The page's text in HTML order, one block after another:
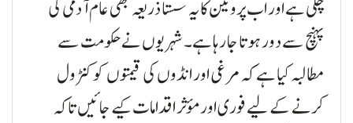
چکی ہے اور اب پروٹین کا یہ سستا ذریعہ بھی عام آدمی کی
پہنچ سے دور ہوتا جا رہا ہے۔ شہریوں نے حکومت سے
مطالبہ کیا ہے کہ مرغی اور انڈوں کی قیمتوں کو کنٹرول
کرنے کے لیے فوری اور مؤثر اقدامات کیے جائیں تاکہ